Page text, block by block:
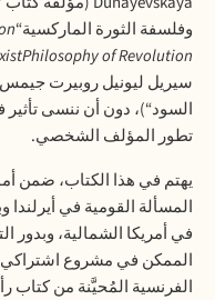
وفلسفة الثورة الماركسية“
of Revolution
سيريل ليونيل روبيرت جيمس
السود“)، دون أن ننسى تأثير
تطور المؤلف الشخصي.
يهتم في هذا الكتاب، ضمن
المسألة القومية في أيرلندا
في أمريكا الشمالية، وبدور
الممكن في مشروع